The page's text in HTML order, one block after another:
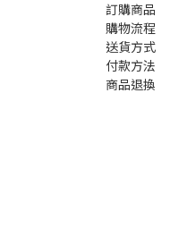
訂購商品
購物流程
送貨方式
付款方法
商品退換